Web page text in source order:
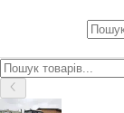
Хобі,
Хобі, спорт та